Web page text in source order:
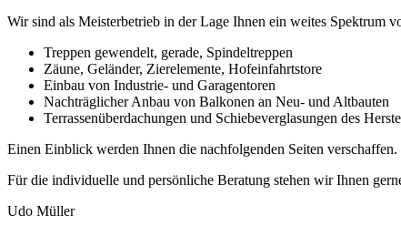
Wir sind als Meisterbetrieb in der Lage Ihnen ein weites Spektrum
Treppen gewendelt, gerade, Spindeltreppen
Zäune, Geländer, Zierelemente, Hofeinfahrtstore
Einbau von Industrie- und Garagentoren
Nachträglicher Anbau von Balkonen an Neu- und Altbauten
Terrassenüberdachungen und Schiebeverglasungen des
Einen Einblick werden Ihnen die nachfolgenden Seiten verschaffen.
Für die individuelle und persönliche Beratung stehen wir Ihnen
Udo Müller